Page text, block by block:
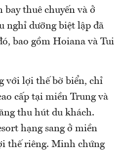
bay thuê chuyến và ở
nghỉ dưỡng biệt lập đã
bao gồm Hoiana và Tui
với lợi thế bờ biển, chỉ
cấp tại miền Trung và
thu hút du khách.
hạng sang ở miền
thế riêng. Minh chứng